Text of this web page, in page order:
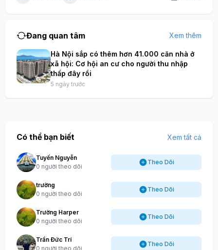
Đang quan tâm Xem thêm
Hà Nội sắp có thêm hơn 41.000 căn nhà ở
xã hội: Cơ hội an cư cho người thu nhập
thấp đây rồi
5 ngày trước
Có thể bạn biết Xem tất cả
Tuyến Nguyễn
0 người theo dõi
Theo Dõi
trường
0 người theo dõi
Theo Dõi
Trường Harper
0 người theo dõi
Theo Dõi
Trần Đức Trí
0 người theo dõi
Theo Dõi